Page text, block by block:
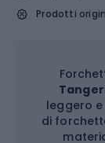
Prodotti
leggero
di